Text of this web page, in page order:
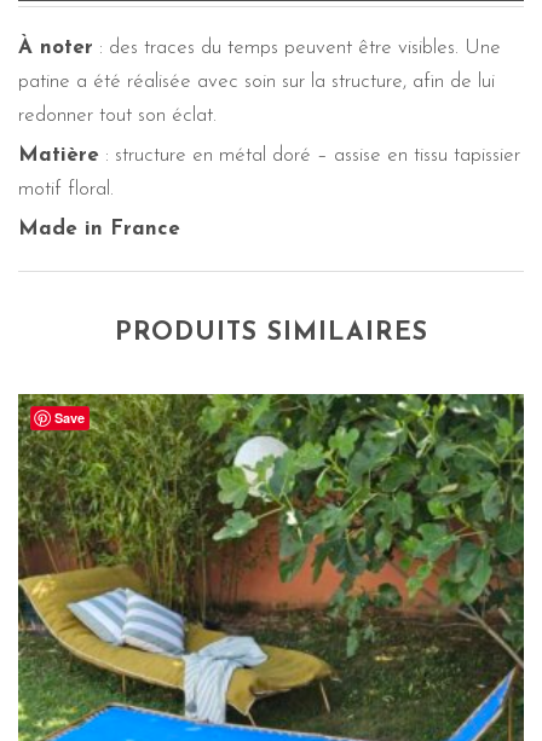
À noter : des traces du temps peuvent être visibles. Une
patine a été réalisée avec soin sur la structure, afin de lui
redonner tout son éclat.
Matière : structure en métal doré – assise en tissu tapissier
motif floral.
Made in France
PRODUITS SIMILAIRES
Save